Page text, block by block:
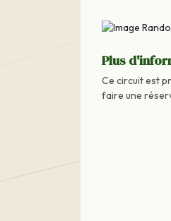
Plus
Ce circuit est
faire une